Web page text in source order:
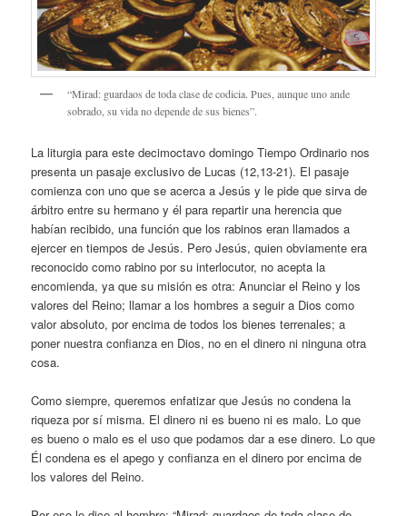
“Mirad: guardaos de toda clase de codicia. Pues, aunque uno ande
sobrado, su vida no depende de sus bienes”.
La liturgia para este decimoctavo domingo Tiempo Ordinario nos
presenta un pasaje exclusivo de Lucas (12,13-21). El pasaje
comienza con uno que se acerca a Jesús y le pide que sirva de
árbitro entre su hermano y él para repartir una herencia que
habían recibido, una función que los rabinos eran llamados a
ejercer en tiempos de Jesús. Pero Jesús, quien obviamente era
reconocido como rabino por su interlocutor, no acepta la
encomienda, ya que su misión es otra: Anunciar el Reino y los
valores del Reino; llamar a los hombres a seguir a Dios como
valor absoluto, por encima de todos los bienes terrenales; a
poner nuestra confianza en Dios, no en el dinero ni ninguna otra
cosa.
Como siempre, queremos enfatizar que Jesús no condena la
riqueza por sí misma. El dinero ni es bueno ni es malo. Lo que
es bueno o malo es el uso que podamos dar a ese dinero. Lo que
Él condena es el apego y confianza en el dinero por encima de
los valores del Reino.